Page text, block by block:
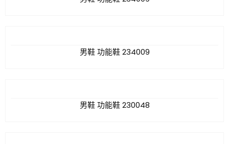
男鞋 功能鞋 234009
男鞋 功能鞋 230048